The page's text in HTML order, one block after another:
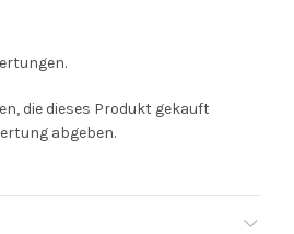
die dieses Produkt gekauft
abgeben.